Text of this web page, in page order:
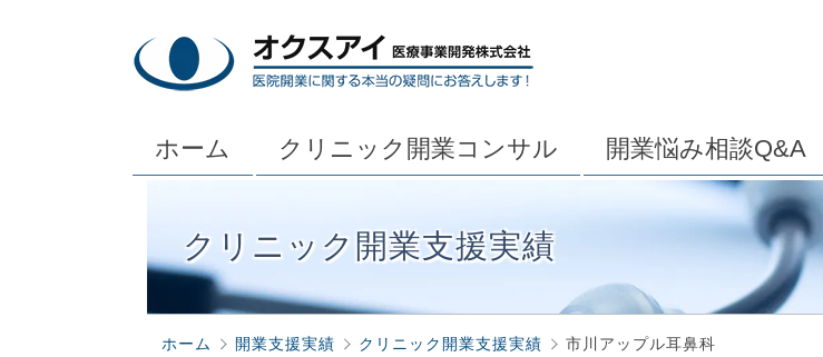
ホーム クリニック開業コンサル 開業悩み相談Q&A
クリニック開業支援実績
ホーム 開業支援実績 クリニック開業支援実績 市川アップル耳鼻科